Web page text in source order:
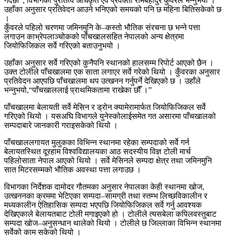
उहाँका अनुसार प्रतिवेदन आउने भनिएको समयको पनि छ महिना बितिसकेको छ
।
कुँवरले पहिलो चरणमा जमिनमुनि के–कस्तो भौतिक संरचना छ भन्ने पत्ता
लगाउन काभ्रेपलाञ्चोकको पाँचखालसहित नेपालको अन्य क्षेत्रमा
जियोफिजिकल सर्वे गरिएको बताउनुभयो ।
उहाँका अनुसार सर्वे गरिएको कुनैपनि स्थानको हालसम्म रिपोर्ट आएको छैन ।
उक्त टोलीले पाँचखालमा एक साता लगाएर सर्वे गरेको थियो । कुँवरका अनुसार
प्रतिवेदन आएपछि पाँचखालमा थप उत्खनन गर्नुपर्ने देखिएको छ । उहाँले
भन्नुभयो,“पाँचखाललाई प्राथमिकतामा राखेका छौँ ।”
पाँचखालमा बेलायती सर्वे मेसिन र ड्रोन क्यामेरामार्फत जियोफिजिकल सर्वे
गरिएको थियो । यसअघि विभागले युनेस्कोलाईसमेत गत असारमा पाँचखालको
सम्पदाबारे जानकारी गराइसकेको थियो ।
पाँचखाललगायत मुलुकका विभिन्न स्थानमा रहेका सम्पदाको सर्वे गर्न
बेलायतस्थित दूरहाम विश्वविद्यालयका आठ सदस्यीय विज्ञ टोली मार्च
पहिलोसाता नेपाल आएको थियो । सर्वे मेसिनले सम्पदा क्षेत्र तथा जमिनमुनि
सात मिटरसम्मको भौतिक अवस्था पत्ता लगाउछ ।
विभागका निर्देशक दामोदर गौतमका अनुसार नेपालका केही स्थानमा खोज,
उत्खननका क्रममा भेटिएका सम्पदा–सामग्री तथा स्तम्भ लिच्छविकालीन र
मध्यकालीन ऐतिहासिक सम्पदा भएपछि जियोफिजिकल सर्वे गर्नु आवश्यक
देखिएकाले बेलायतबाट टोली मगाइएको हो । टोलीले त्यसबेला कपिलवस्तुबाट
सम्पदा खोज–अनुसन्धान थालेको थियो । टोलीले छ जिल्लाका विभिन्न स्थानमा
सर्वेको काम सकेको थियो ।